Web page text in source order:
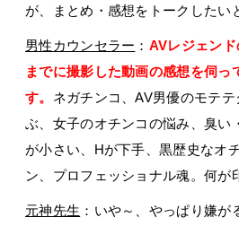
が、まとめ・感想をトークしたい
男性カウンセラー ： AVレジェン
までに撮影した動画の感想を伺っ
す。 ネガチンコ、AV男優のモテ
ぶ、女子のオチンコの悩み、臭い
が小さい、Hが下手、黒歴史なオ
ン、プロフェッショナル魂。何が
元神先生 ：いや～、やっぱり嫌